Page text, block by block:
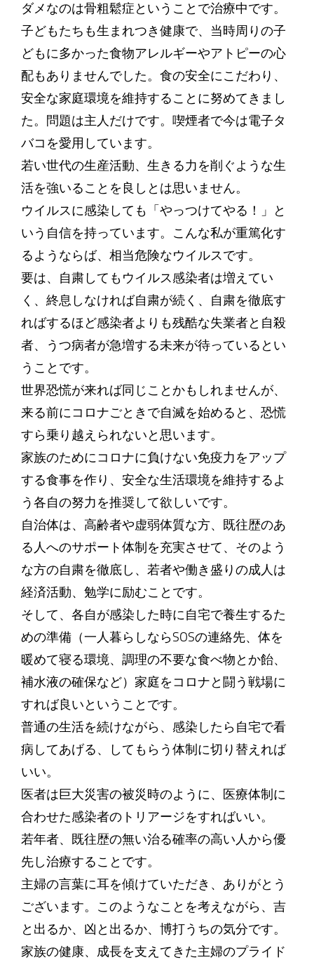
ダメなのは骨粗鬆症ということで治療中です。
子どもたちも生まれつき健康で、当時周りの子
どもに多かった食物アレルギーやアトピーの心
配もありませんでした。食の安全にこだわり、
安全な家庭環境を維持することに努めてきまし
た。問題は主人だけです。喫煙者で今は電子タ
バコを愛用しています。
若い世代の生産活動、生きる力を削ぐような生
活を強いることを良しとは思いません。
ウイルスに感染しても「やっつけてやる！」と
いう自信を持っています。こんな私が重篤化す
るようならば、相当危険なウイルスです。
要は、自粛してもウイルス感染者は増えてい
く、終息しなければ自粛が続く、自粛を徹底す
ればするほど感染者よりも残酷な失業者と自殺
者、うつ病者が急増する未来が待っているとい
うことです。
世界恐慌が来れば同じことかもしれませんが、
来る前にコロナごときで自滅を始めると、恐慌
すら乗り越えられないと思います。
家族のためにコロナに負けない免疫力をアップ
する食事を作り、安全な生活環境を維持するよ
う各自の努力を推奨して欲しいです。
自治体は、高齢者や虚弱体質な方、既往歴のあ
る人へのサポート体制を充実させて、そのよう
な方の自粛を徹底し、若者や働き盛りの成人は
経済活動、勉学に励むことです。
そして、各自が感染した時に自宅で養生するた
めの準備（一人暮らしならSOSの連絡先、体を
暖めて寝る環境、調理の不要な食べ物とか飴、
補水液の確保など）家庭をコロナと闘う戦場に
すれば良いということです。
普通の生活を続けながら、感染したら自宅で看
病してあげる、してもらう体制に切り替えれば
いい。
医者は巨大災害の被災時のように、医療体制に
合わせた感染者のトリアージをすればいい。
若年者、既往歴の無い治る確率の高い人から優
先し治療することです。
主婦の言葉に耳を傾けていただき、ありがとう
ございます。このようなことを考えながら、吉
と出るか、凶と出るか、博打うちの気分です。
家族の健康、成長を支えてきた主婦のプライド